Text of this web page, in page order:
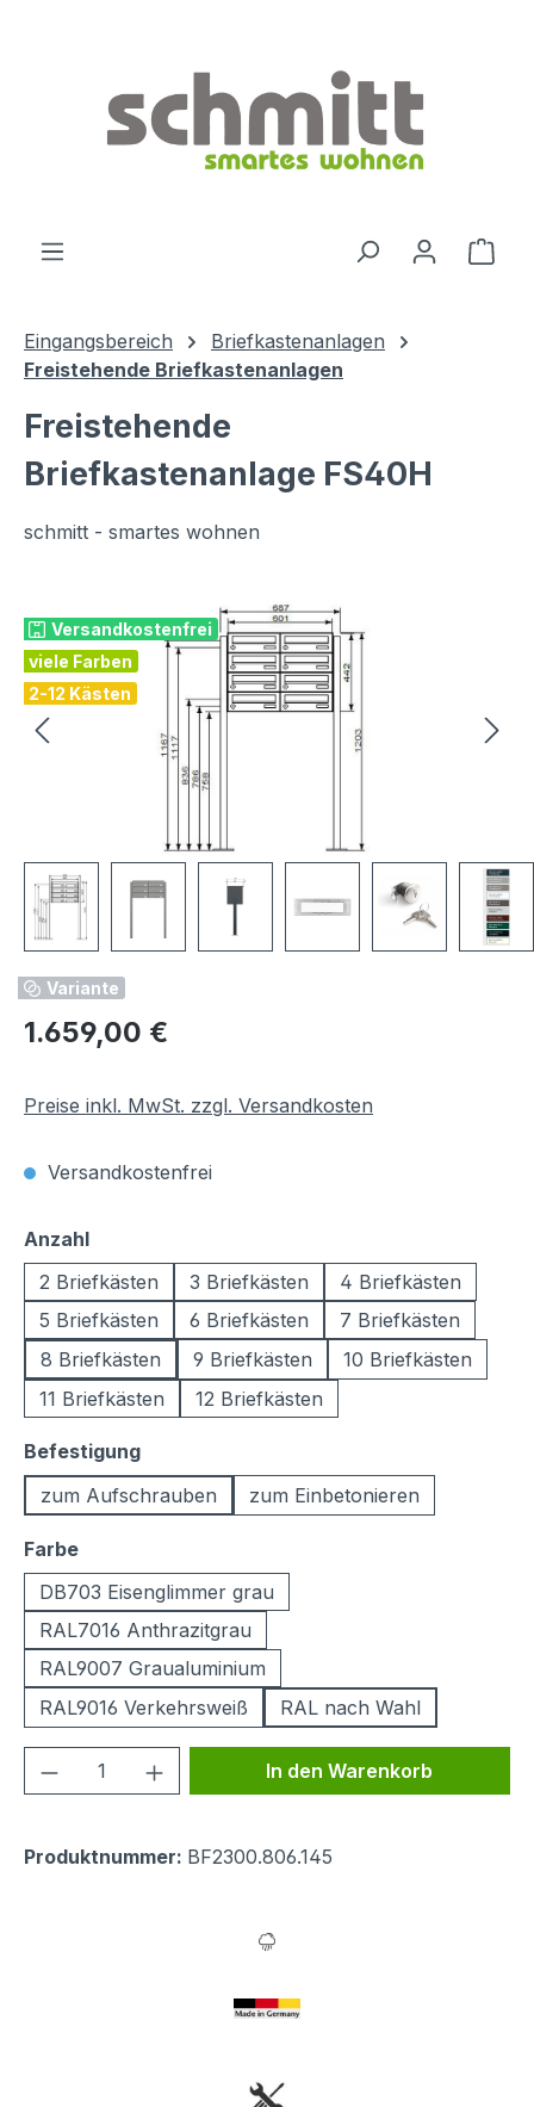
Eingangsbereich
Briefkastenanlagen
Freistehende Briefkastenanlagen
Freistehende
Briefkastenanlage FS40H
schmitt - smartes wohnen
Versandkostenfrei
viele Farben
2-12 Kästen
Variante
Regulärer Preis:
1.659,00 €
Preise inkl. MwSt. zzgl. Versandkosten
Versandkostenfrei
Anzahlauswählen
2 Briefkästen
3 Briefkästen
4 Briefkästen
5 Briefkästen
6 Briefkästen
7 Briefkästen
8 Briefkästen
9 Briefkästen
10 Briefkästen
11 Briefkästen
12 Briefkästen
Befestigungauswählen
zum Aufschrauben
zum Einbetonieren
Farbeauswählen
DB703 Eisenglimmer grau
RAL7016 Anthrazitgrau
RAL9007 Graualuminium
RAL9016 Verkehrsweiß
RAL nach Wahl
Produkt Anzahl: Gib denIn den Warenkorb
Produktnummer: BF2300.806.145